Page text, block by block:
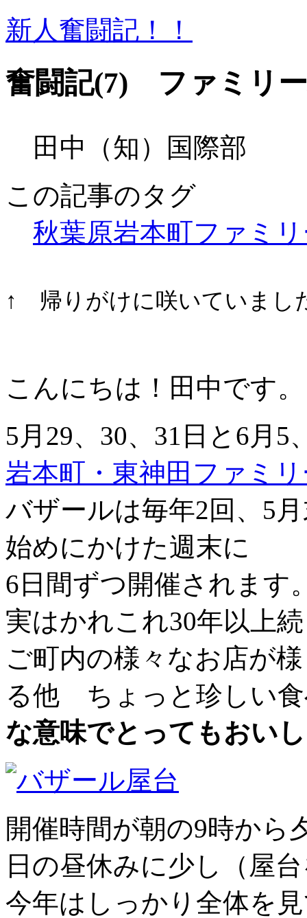
新人奮闘記！！
奮闘記(7) ファミリ
田中（知）国際部
この記事のタグ
秋葉原岩本町ファミ
↑ 帰りがけに咲いていまし
こんにちは！田中です。
5月29、30、31日と6月5
岩本町・東神田ファミ
バザールは毎年2回、5
始めにかけた週末に
6日間ずつ開催されます
実はかれこれ30年以上
ご町内の様々なお店が
る他 ちょっと珍しい
な意味でとってもおい
開催時間が朝の9時か
日の昼休みに少し（屋
今年はしっかり全体を